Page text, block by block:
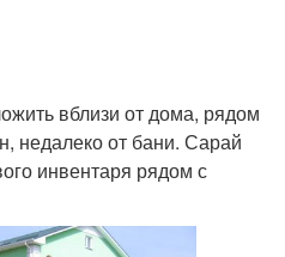
вблизи от дома, рядом
недалеко от бани. Сарай
инвентаря рядом с